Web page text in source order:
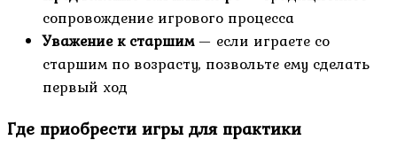
сопровождение игрового процесса
Уважение к старшим— если играете со
старшим по возрасту, позвольте ему сделать
первый ход
Где приобрести игры для практики